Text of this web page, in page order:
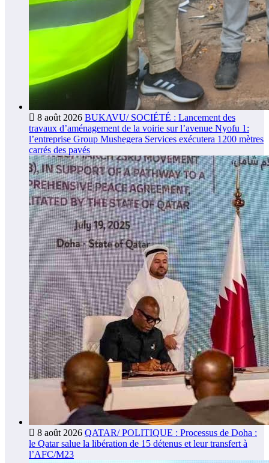
8 août 2026 BUKAVU/ SOCIÉTÉ : Lancement des
travaux d’aménagement de la voirie sur l’avenue Nyofu 1:
l’entreprise Group Mushegera Services exécutera 1200 mètres
carrés des pavés
8 août 2026 QATAR/ POLITIQUE : Processus de Doha :
le Qatar salue la libération de 15 détenus et leur transfert à
l’AFC/M23